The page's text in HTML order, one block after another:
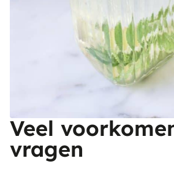
Veel
vragen